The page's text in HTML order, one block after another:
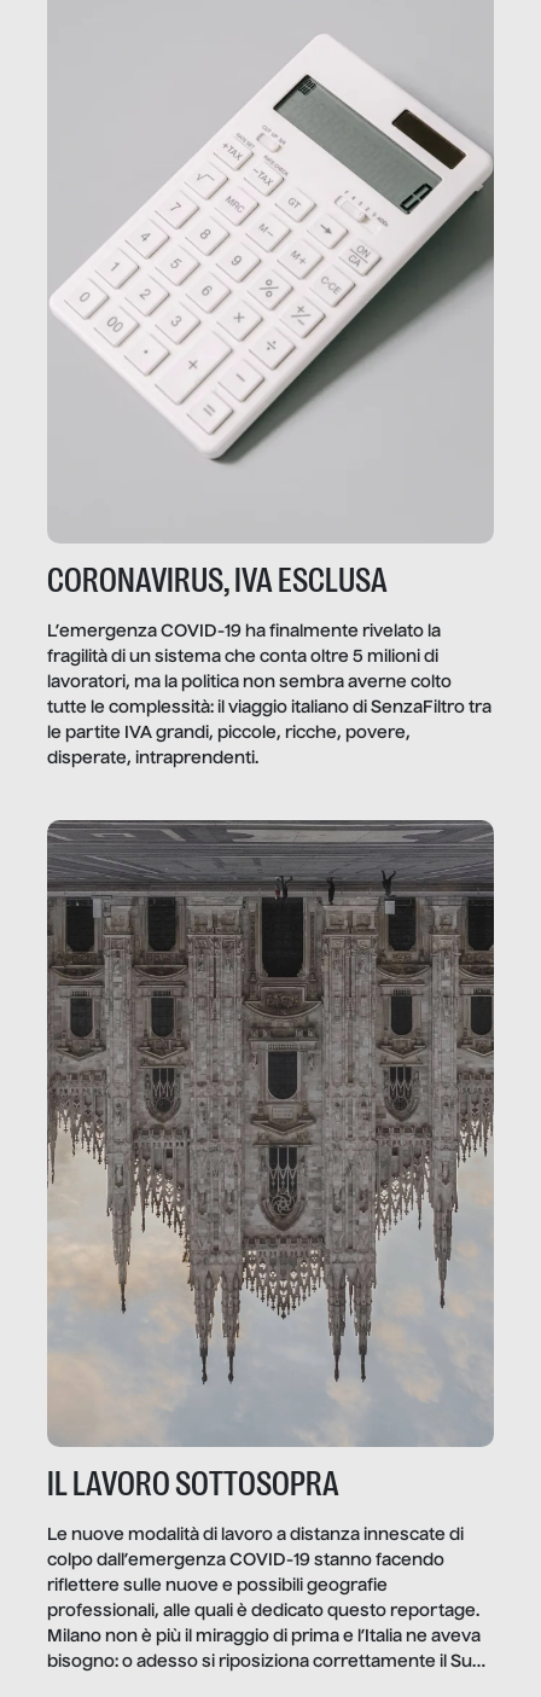
CORONAVIRUS, IVA ESCLUSA
L’emergenza COVID-19 ha finalmente rivelato la
fragilità di un sistema che conta oltre 5 milioni di
lavoratori, ma la politica non sembra averne colto
tutte le complessità: il viaggio italiano di SenzaFiltro tra
le partite IVA grandi, piccole, ricche, povere,
disperate, intraprendenti.
IL LAVORO SOTTOSOPRA
Le nuove modalità di lavoro a distanza innescate di
colpo dall’emergenza COVID-19 stanno facendo
riflettere sulle nuove e possibili geografie
professionali, alle quali è dedicato questo reportage.
Milano non è più il miraggio di prima e l’Italia ne aveva
bisogno: o adesso si riposiziona correttamente il Sud